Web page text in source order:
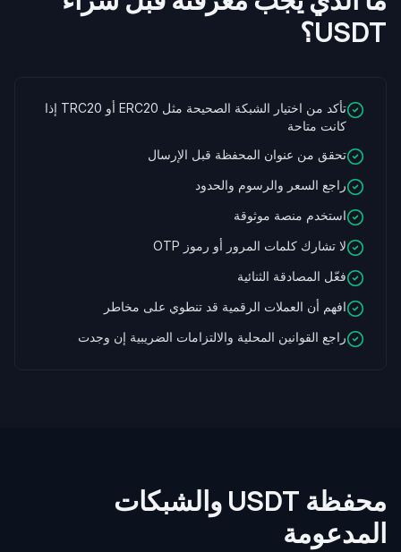
USDT؟
تأكد من اختيار الشبكة الصحيحة مثل ERC20 أو TRC20 إذا
كانت متاحة
تحقق من عنوان المحفظة قبل الإرسال
راجع السعر والرسوم والحدود
استخدم منصة موثوقة
لا تشارك كلمات المرور أو رموز OTP
فعّل المصادقة الثنائية
افهم أن العملات الرقمية قد تنطوي على مخاطر
راجع القوانين المحلية والالتزامات الضريبية إن وجدت
محفظة USDT والشبكات
المدعومة